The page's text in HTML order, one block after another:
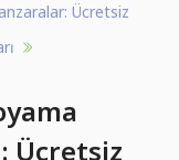
Ücretsiz
Ücretsiz